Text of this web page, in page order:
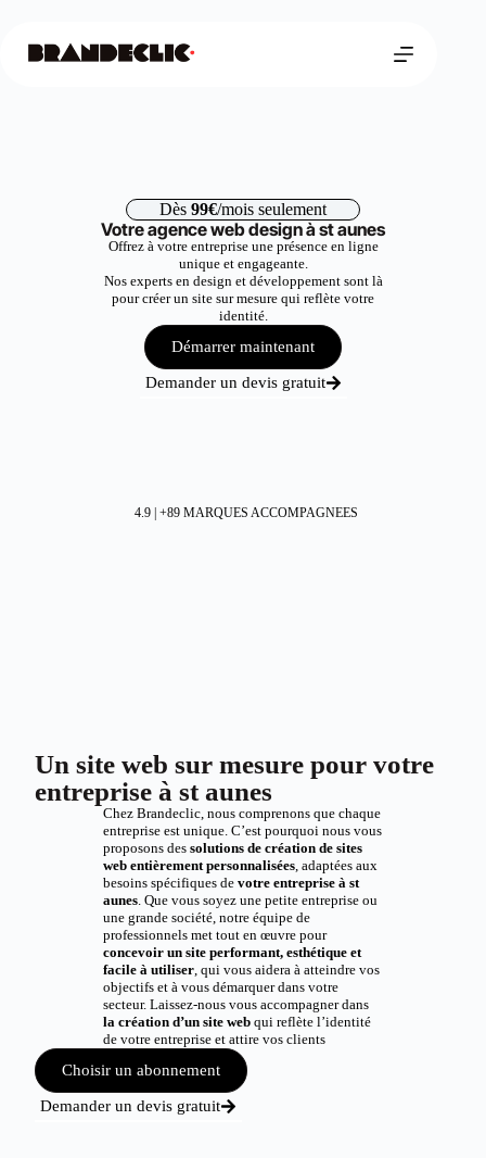
Dès 99€/mois seulement
Votre agence web design à st aunes
Offrez à votre entreprise une présence en ligne
unique et engageante.
Nos experts en design et développement sont là
pour créer un site sur mesure qui reflète votre
identité.
Démarrer maintenant
Demander un devis gratuit
4.9 | +89 MARQUES ACCOMPAGNEES
Un site web sur mesure pour votre
entreprise à st aunes
Chez Brandeclic, nous comprenons que chaque
entreprise est unique. C’est pourquoi nous vous
proposons des solutions de création de sites
web entièrement personnalisées, adaptées aux
besoins spécifiques de votre entreprise à st
aunes. Que vous soyez une petite entreprise ou
une grande société, notre équipe de
professionnels met tout en œuvre pour
concevoir un site performant, esthétique et
facile à utiliser, qui vous aidera à atteindre vos
objectifs et à vous démarquer dans votre
secteur. Laissez-nous vous accompagner dans
la création d’un site webqui reflète l’identité
de votre entreprise et attire vos clients
Choisir un abonnement
Demander un devis gratuit